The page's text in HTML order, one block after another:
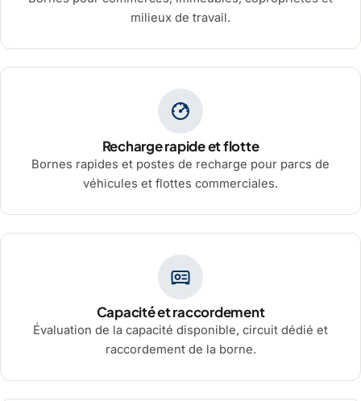
milieux de travail.
Recharge rapide et flotte
Bornes rapides et postes de recharge pour parcs de
véhicules et flottes commerciales.
Capacité et raccordement
Évaluation de la capacité disponible, circuit dédié et
raccordement de la borne.